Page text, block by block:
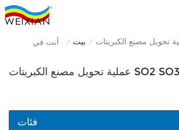
أنت في : / بيت /
عملية تحويل مصنع الكبريتات SO2 SO3
فئات